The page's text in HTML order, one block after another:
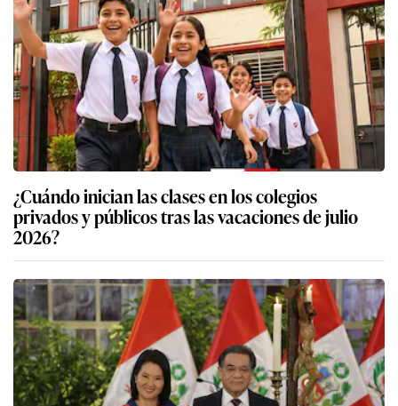
¿Cuándo inician las clases en los colegios
privados y públicos tras las vacaciones de julio
2026?